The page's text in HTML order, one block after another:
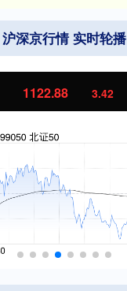
沪深京行情 实时轮播
1122.88 3.42